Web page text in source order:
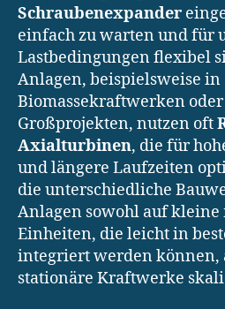
Schraubenexpander
einfach zu warten und für
Lastbedingungen flexibel
Anlagen, beispielsweise in
Biomassekraftwerken
Großprojekten, nutzen oft
Axialturbinen, die für
und längere Laufzeiten
die unterschiedliche
Anlagen sowohl auf kleine
Einheiten, die leicht in
integriert werden können,
stationäre Kraftwerke